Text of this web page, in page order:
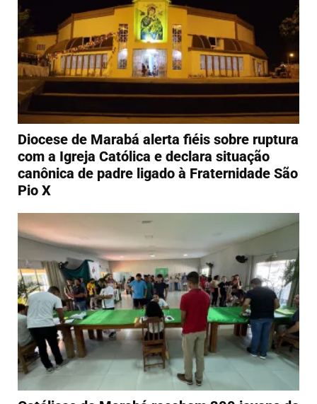
Diocese de Marabá alerta fiéis sobre ruptura
com a Igreja Católica e declara situação
canônica de padre ligado à Fraternidade São
Pio X